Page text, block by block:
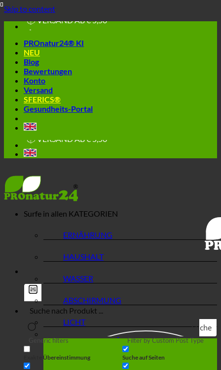
Skip to content
🔆 GESUND. NACHHALTIG.
📦 VERSAND AB € 5,50
🔖 KAUF AUF RECHNUNG
PROnatur24® KI
NEU
Blog
Bewertungen
Konto
Versand
SFERICS®
Gesundheits-Portal
🔆 GESUND. NACHHALTIG.
📦 VERSAND AB € 5,50
🔖 KAUF AUF RECHNUNG
Suche
Generic filters
Exakte Übereinstimmung
Filter by Custom Post Type
Suche auf Seiten
Surfe in allen KATEGORIEN
ERNÄHRUNG
HAUSHALT
WASSER
ABSCHIRMUNG
LICHT